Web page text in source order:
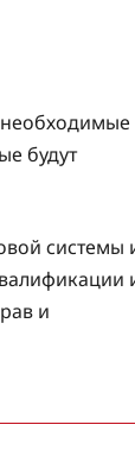
необходимые
будут
системы
и